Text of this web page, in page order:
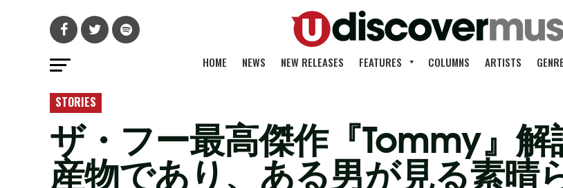
HOME NEWS NEW RELEASES FEATURES COLUMNS ARTISTS
STORIES
ザ・フー最高傑作『Tommy』
産物であり、ある男が見る素晴